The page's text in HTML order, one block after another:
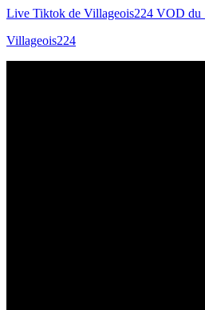
Live Tiktok de Villageois224 VOD du
Villageois224